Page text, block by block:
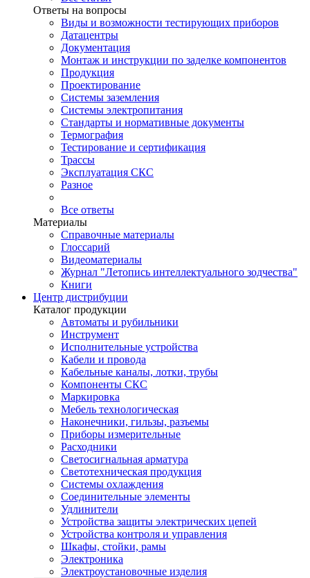
Ответы на вопросы
Виды и возможности тестирующих приборов
Датацентры
Документация
Монтаж и инструкции по заделке компонентов
Продукция
Проектирование
Системы заземления
Системы электропитания
Стандарты и нормативные документы
Термография
Тестирование и сертификация
Трассы
Эксплуатация СКС
Разное
Все ответы
Материалы
Справочные материалы
Глоссарий
Видеоматериалы
Журнал "Летопись интеллектуального зодчества"
Книги
Центр дистрибуции
Каталог продукции
Автоматы и рубильники
Инструмент
Исполнительные устройства
Кабели и провода
Кабельные каналы, лотки, трубы
Компоненты СКС
Маркировка
Мебель технологическая
Наконечники, гильзы, разъемы
Приборы измерительные
Расходники
Светосигнальная арматура
Светотехническая продукция
Системы охлаждения
Соединительные элементы
Удлинители
Устройства защиты электрических цепей
Устройства контроля и управления
Шкафы, стойки, рамы
Электроника
Электроустановочные изделия